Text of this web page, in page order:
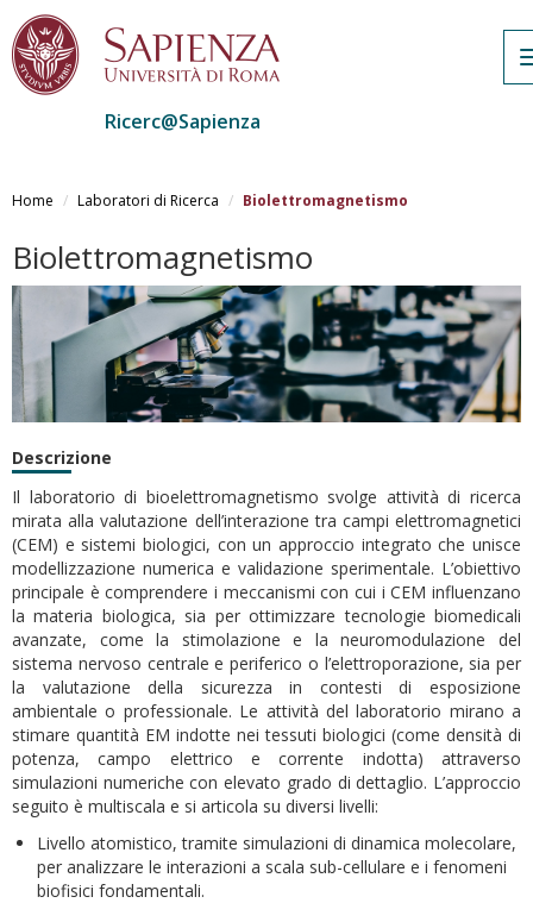
al
principale
Ricerc@Sapienza
Home Laboratori di Ricerca Biolettromagnetismo
Biolettromagnetismo
Descrizione
Il laboratorio di bioelettromagnetismo svolge attività di ricerca
mirata alla valutazione dell’interazione tra campi elettromagnetici
(CEM) e sistemi biologici, con un approccio integrato che unisce
modellizzazione numerica e validazione sperimentale. L’obiettivo
principale è comprendere i meccanismi con cui i CEM influenzano
la materia biologica, sia per ottimizzare tecnologie biomedicali
avanzate, come la stimolazione e la neuromodulazione del
sistema nervoso centrale e periferico o l’elettroporazione, sia per
la valutazione della sicurezza in contesti di esposizione
ambientale o professionale. Le attività del laboratorio mirano a
stimare quantità EM indotte nei tessuti biologici (come densità di
potenza, campo elettrico e corrente indotta) attraverso
simulazioni numeriche con elevato grado di dettaglio. L’approccio
seguito è multiscala e si articola su diversi livelli:
Livello atomistico, tramite simulazioni di dinamica molecolare,
per analizzare le interazioni a scala sub-cellulare e i fenomeni
biofisici fondamentali.